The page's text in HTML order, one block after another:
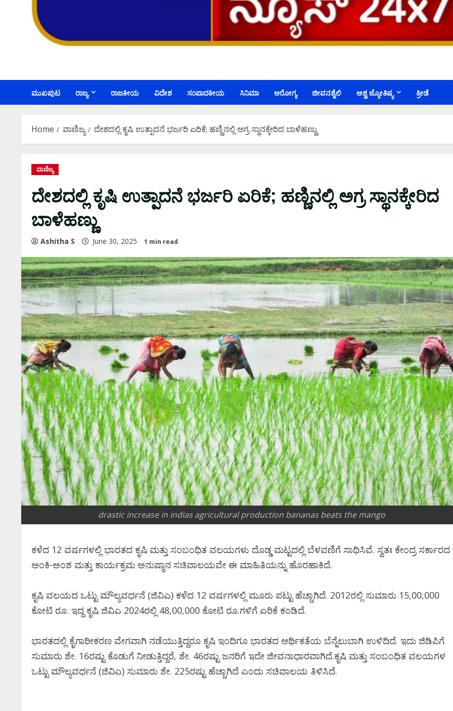
ಮುಖಪುಟ ರಾಜ್ಯ ರಾಜಕೀಯ ವಿದೇಶ ಸಂಪಾದಕೀಯ ಸಿನಿಮಾ ಆರೋಗ್ಯ ಜೀವನಶೈಲಿ ಅಶ್ವ ಜ್ಯೋತಿಷ್ಯ ಕ್ರೀಡೆ
Home ವಾಣಿಜ್ಯ ದೇಶದಲ್ಲಿ ಕೃಷಿ ಉತ್ಪಾದನೆ ಭರ್ಜರಿ ಏರಿಕೆ; ಹಣ್ಣಿನಲ್ಲಿ ಅಗ್ರ ಸ್ಥಾನಕ್ಕೇರಿದ ಬಾಳೆಹಣ್ಣು
ವಾಣಿಜ್ಯ
ದೇಶದಲ್ಲಿ ಕೃಷಿ ಉತ್ಪಾದನೆ ಭರ್ಜರಿ ಏರಿಕೆ; ಹಣ್ಣಿನಲ್ಲಿ ಅಗ್ರ ಸ್ಥಾನಕ್ಕೇರಿದ
ಬಾಳೆಹಣ್ಣು
Ashitha S June 30, 2025 1 min read
drastic increase in indias agricultural production bananas beats the mango
ಕಳೆದ 12 ವರ್ಷಗಳಲ್ಲಿ ಭಾರತದ ಕೃಷಿ ಮತ್ತು ಸಂಬಂಧಿತ ವಲಯಗಳು ದೊಡ್ಡ ಮಟ್ಟದಲ್ಲಿ ಬೆಳವಣಿಗೆ ಸಾಧಿಸಿವೆ. ಸ್ವತಃ ಕೇಂದ್ರ ಸರ್ಕಾರದ
ಅಂಕಿ-ಅಂಶ ಮತ್ತು ಕಾರ್ಯಕ್ರಮ ಅನುಷ್ಠಾನ ಸಚಿವಾಲಯವೇ ಈ ಮಾಹಿತಿಯನ್ನು ಹೊರಹಾಕಿದೆ.
ಕೃಷಿ ವಲಯದ ಒಟ್ಟು ಮೌಲ್ಯವರ್ಧನೆ (ಜಿವಿಎ) ಕಳೆದ 12 ವರ್ಷಗಳಲ್ಲಿ ಮೂರು ಪಟ್ಟು ಹೆಚ್ಚಾಗಿದೆ. 2012ರಲ್ಲಿ ಸುಮಾರು 15,00,000
ಕೋಟಿ ರೂ. ಇದ್ದ ಕೃಷಿ ಜಿವಿಎ 2024ರಲ್ಲಿ 48,00,000 ಕೋಟಿ ರೂ.ಗಳಿಗೆ ಏರಿಕೆ ಕಂಡಿದೆ.
ಭಾರತದಲ್ಲಿ ಕೈಗಾರೀಕರಣ ವೇಗವಾಗಿ ನಡೆಯುತ್ತಿದ್ದರೂ ಕೃಷಿ ಇಂದಿಗೂ ಭಾರತದ ಆರ್ಥಿಕತೆಯ ಬೆನ್ನೆಲುಬಾಗಿ ಉಳಿದಿದೆ. ಇದು ಜಿಡಿಪಿಗೆ
ಸುಮಾರು ಶೇ. 16ರಷ್ಟು ಕೊಡುಗೆ ನೀಡುತ್ತಿದ್ದರೆ, ಶೇ. 46ರಷ್ಟು ಜನರಿಗೆ ಇದೇ ಜೀವನಾಧಾರವಾಗಿದೆ.ಕೃಷಿ ಮತ್ತು ಸಂಬಂಧಿತ ವಲಯಗಳ
ಒಟ್ಟು ಮೌಲ್ಯವರ್ಧನೆ (ಜಿವಿಎ) ಸುಮಾರು ಶೇ. 225ರಷ್ಟು ಹೆಚ್ಚಾಗಿದೆ ಎಂದು ಸಚಿವಾಲಯ ತಿಳಿಸಿದೆ.